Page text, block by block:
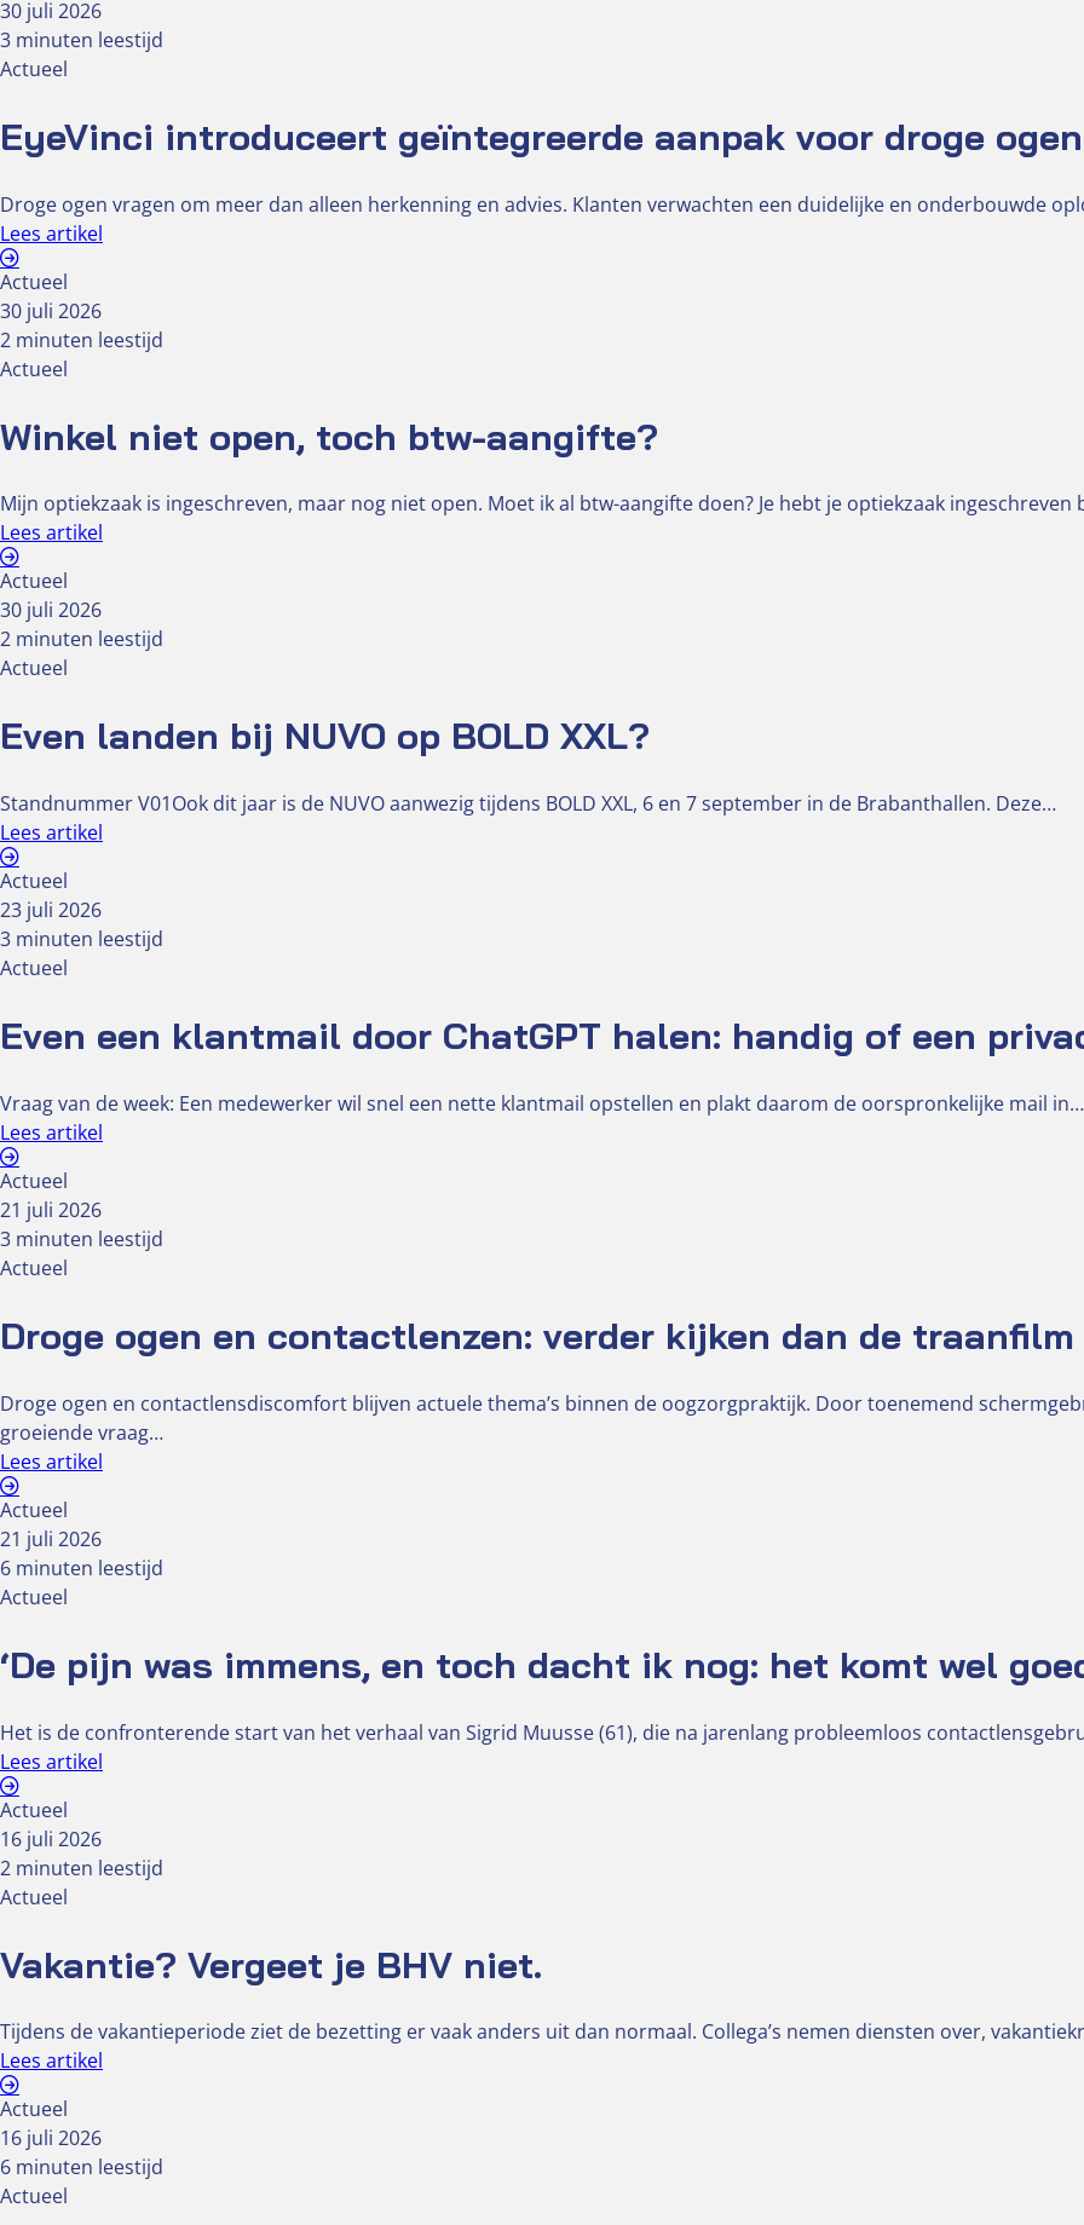
30 juli 2026
3 minuten leestijd
Actueel
EyeVinci introduceert geïntegreerde aanpak voor droge ogen
Droge ogen vragen om meer dan alleen herkenning en advies. Klanten verwachten een duidelijke en onderbouwde
Lees artikel
Actueel
30 juli 2026
2 minuten leestijd
Actueel
Winkel niet open, toch btw-aangifte?
Mijn optiekzaak is ingeschreven, maar nog niet open. Moet ik al btw-aangifte doen? Je hebt je optiekzaak ingeschreven
Lees artikel
Actueel
30 juli 2026
2 minuten leestijd
Actueel
Even landen bij NUVO op BOLD XXL?
Standnummer V01Ook dit jaar is de NUVO aanwezig tijdens BOLD XXL, 6 en 7 september in de Brabanthallen. Deze…
Lees artikel
Actueel
23 juli 2026
3 minuten leestijd
Actueel
Even een klantmail door ChatGPT halen: handig of een
Vraag van de week: Een medewerker wil snel een nette klantmail opstellen en plakt daarom de oorspronkelijke mail in…
Lees artikel
Actueel
21 juli 2026
3 minuten leestijd
Actueel
Droge ogen en contactlenzen: verder kijken dan de traanfilm
Droge ogen en contactlensdiscomfort blijven actuele thema’s binnen de oogzorgpraktijk. Door toenemend
groeiende vraag…
Lees artikel
Actueel
21 juli 2026
6 minuten leestijd
Actueel
‘De pijn was immens, en toch dacht ik nog: het komt wel
Het is de confronterende start van het verhaal van Sigrid Muusse (61), die na jarenlang probleemloos
Lees artikel
Actueel
16 juli 2026
2 minuten leestijd
Actueel
Vakantie? Vergeet je BHV niet.
Tijdens de vakantieperiode ziet de bezetting er vaak anders uit dan normaal. Collega’s nemen diensten over,
Lees artikel
Actueel
16 juli 2026
6 minuten leestijd
Actueel